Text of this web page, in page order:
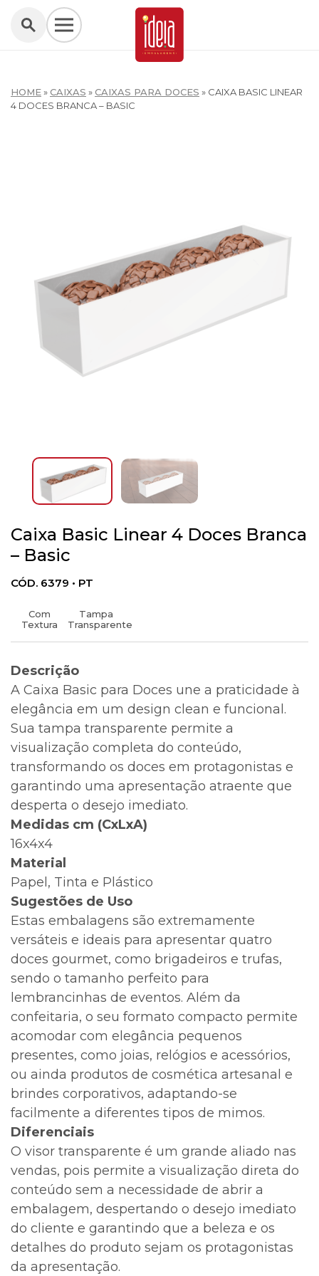
HOME»CAIXAS »CAIXAS PARA DOCES » CAIXA BASIC LINEAR
4 DOCES BRANCA – BASIC
Caixa Basic Linear 4 Doces Branca
– Basic
CÓD. 6379 • PT
Com
Textura
Tampa
Transparente
Descrição
A Caixa Basic para Doces une a praticidade à
elegância em um design clean e funcional.
Sua tampa transparente permite a
visualização completa do conteúdo,
transformando os doces em protagonistas e
garantindo uma apresentação atraente que
desperta o desejo imediato.
Medidas cm (CxLxA)
16x4x4
Material
Papel, Tinta e Plástico
Sugestões de Uso
Estas embalagens são extremamente
versáteis e ideais para apresentar quatro
doces gourmet, como brigadeiros e trufas,
sendo o tamanho perfeito para
lembrancinhas de eventos. Além da
confeitaria, o seu formato compacto permite
acomodar com elegância pequenos
presentes, como joias, relógios e acessórios,
ou ainda produtos de cosmética artesanal e
brindes corporativos, adaptando-se
facilmente a diferentes tipos de mimos.
Diferenciais
O visor transparente é um grande aliado nas
vendas, pois permite a visualização direta do
conteúdo sem a necessidade de abrir a
embalagem, despertando o desejo imediato
do cliente e garantindo que a beleza e os
detalhes do produto sejam os protagonistas
da apresentação.